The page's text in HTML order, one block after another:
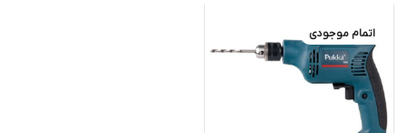
اتمام موجودی